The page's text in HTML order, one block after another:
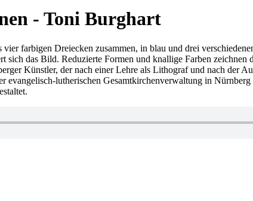
- Toni Burghart
farbigen Dreiecken zusammen, in blau und drei
sich das Bild. Reduzierte Formen und knallige Farben
Künstler, der nach einer Lehre als Lithograf und nach der
evangelisch-lutherischen Gesamtkirchenverwaltung in